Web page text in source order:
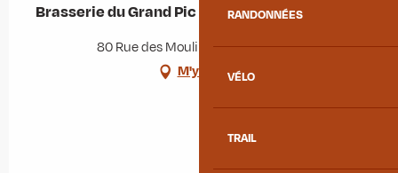
RANDONNÉES
VÉLO
TRAIL
Brasserie du Grand Pic
80 Rue des Moulins, 73220 Épierre
M'y rendre